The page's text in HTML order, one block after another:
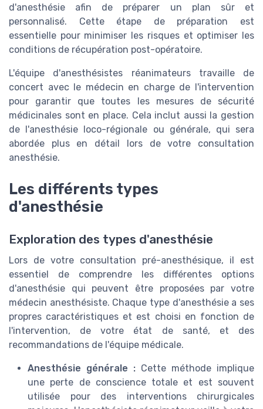
d'anesthésie afin de préparer un plan sûr et
personnalisé. Cette étape de préparation est
essentielle pour minimiser les risques et optimiser les
conditions de récupération post-opératoire.
L'équipe d'anesthésistes réanimateurs travaille de
concert avec le médecin en charge de l'intervention
pour garantir que toutes les mesures de sécurité
médicinales sont en place. Cela inclut aussi la gestion
de l'anesthésie loco-régionale ou générale, qui sera
abordée plus en détail lors de votre consultation
anesthésie.
Les différents types
d'anesthésie
Exploration des types d'anesthésie
Lors de votre consultation pré-anesthésique, il est
essentiel de comprendre les différentes options
d'anesthésie qui peuvent être proposées par votre
médecin anesthésiste. Chaque type d'anesthésie a ses
propres caractéristiques et est choisi en fonction de
l'intervention, de votre état de santé, et des
recommandations de l'équipe médicale.
Anesthésie générale : Cette méthode implique
une perte de conscience totale et est souvent
utilisée pour des interventions chirurgicales